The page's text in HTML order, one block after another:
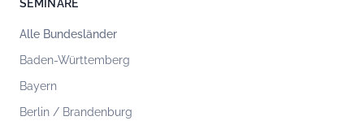
SEMINARE
Alle Bundesländer
Baden-Württemberg
Bayern
Berlin / Brandenburg